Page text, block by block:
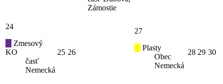
Zámostie
24
Zmesový
KO
časť
Nemecká
25 26
27
Plasty
Obec
Nemecká
28 29 30